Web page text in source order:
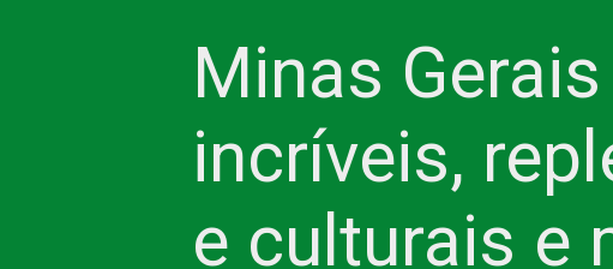
Minas
incríveis,
e culturais e